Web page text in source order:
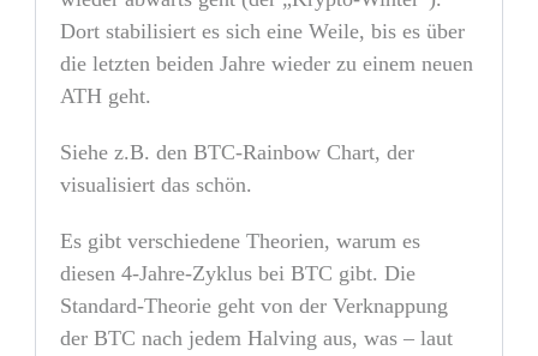
Dort stabilisiert es sich eine Weile, bis es über
die letzten beiden Jahre wieder zu einem neuen
ATH geht.
Siehe z.B. den BTC-Rainbow Chart, der
visualisiert das schön.
Es gibt verschiedene Theorien, warum es
diesen 4-Jahre-Zyklus bei BTC gibt. Die
Standard-Theorie geht von der Verknappung
der BTC nach jedem Halving aus, was – laut